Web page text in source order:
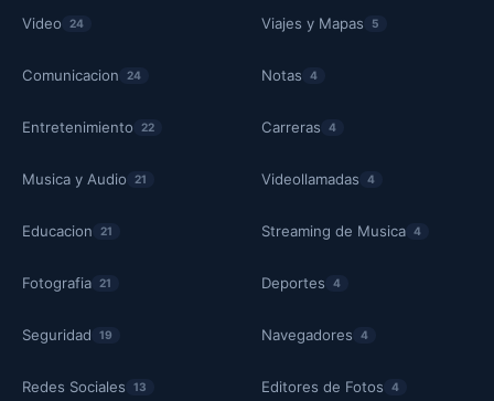
Video 24
Comunicacion 24
Entretenimiento 22
Musica y Audio 21
Educacion 21
Fotografia 21
Seguridad 19
Redes Sociales 13
Viajes y Mapas 5
Notas 4
Carreras 4
Videollamadas 4
Streaming de Musica 4
Deportes 4
Navegadores 4
Editores de Fotos 4